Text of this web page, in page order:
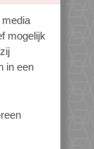
mogelijk
in een